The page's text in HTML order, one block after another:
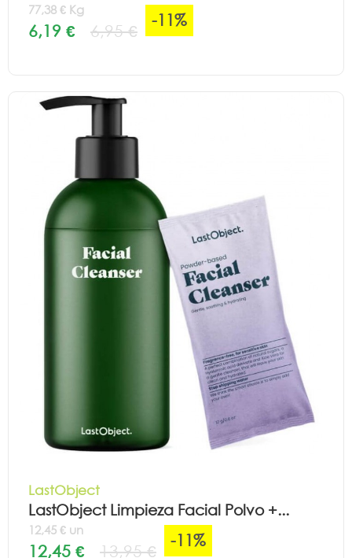
77,38 € Kg
6,19 € 6,95 €
-11%
LastObject
LastObject Limpieza Facial Polvo +...
12,45 € un
12,45 € 13,95 €
-11%